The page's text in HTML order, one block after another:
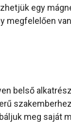
egy
megfelelően
belső
meg saját